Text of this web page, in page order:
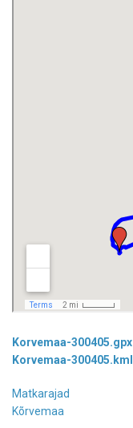
Korvemaa-300405.gpx
Korvemaa-300405.kml
Matkarajad
Kõrvemaa